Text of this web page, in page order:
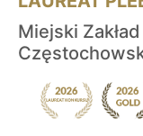
Miejski